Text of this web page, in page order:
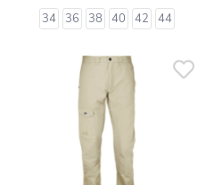
34 36 38 40 42 44